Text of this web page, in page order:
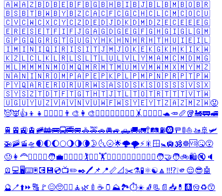
🇦🇼🇦🇿🇧🇩🇧🇪🇧🇫🇧🇬🇧🇭🇧🇮🇧🇯🇧🇱🇧🇲🇧🇴🇧🇷
🇧🇸🇧🇹🇧🇼🇧🇾🇧🇿🇨🇦🇨🇫🇨🇬🇨🇭🇨🇱🇨🇲🇨🇴🇨🇺
🇨🇻🇨🇼🇨🇽🇨🇾🇨🇿🇩🇪🇩🇯🇩🇰🇩🇲🇩🇿🇪🇨🇪🇪🇪🇬
🇪🇷🇪🇸🇪🇹🇫🇮🇫🇯🇬🇦🇬🇩🇬🇪🇬🇫🇬🇭🇬🇮🇬🇱🇬🇲
🇬🇵🇬🇶🇬🇷🇬🇹🇬🇺🇬🇾🇭🇰🇭🇳🇭🇷🇭🇹🇭🇺🇮🇪🇮🇱
🇮🇲🇮🇳🇮🇶🇮🇷🇮🇸🇮🇹🇯🇲🇯🇴🇰🇪🇰🇬🇰🇭🇰🇮🇰🇼
🇰🇿🇱🇨🇱🇰🇱🇷🇱🇸🇱🇹🇱🇺🇱🇻🇱🇾🇲🇦🇲🇨🇲🇩🇲🇬
🇲🇱🇲🇲🇲🇳🇲🇴🇲🇶🇲🇷🇲🇹🇲🇺🇲🇻🇲🇼🇲🇽🇲🇾🇲🇿
🇳🇦🇳🇮🇳🇷🇴🇲🇵🇦🇵🇪🇵🇰🇵🇱🇵🇲🇵🇳🇵🇷🇵🇹🇵🇼
🇵🇾🇶🇦🇷🇪🇷🇴🇷🇺🇷🇼🇸🇦🇸🇩🇸🇰🇸🇴🇸🇸🇸🇻🇸🇽
🇸🇾🇸🇿🇹🇩🇹🇫🇹🇬🇹🇭🇹🇯🇹🇱🇹🇴🇹🇷🇹🇹🇹🇻🇹🇼
🇺🇬🇺🇾🇺🇿🇻🇦🇻🇳🇻🇺🇼🇫🇼🇸🇾🇪🇾🇹🇿🇦🇿🇲🇿🇼😡
😈👿👍 👦 👧 👱‍♀️ 👱‍♂️ 👨‍🎨 👩‍🎨 👨‍✈️ 👩‍✈️ 🚵‍♂️ 🚵‍♀️ 🤸 🤸‍♂️ 🤸‍♀️🐢🥕🥖 🥡🚂🚃🚅
🚆 🚈 🚉 🚊 🚞🚋🚌🚍🚎🚐🚓🚕🚗🚘🚙🛻🚚🚛🚏🛤️⛽🛞🚥🚦⛵🚤 🚢 🛩️
🚁🚠🚡🛸 🌒🌓🌔🌕🌖🌗🌘🌛 🌜🌝🌟🌩️🌪️⚡🎇 🪟 🚼🛄🕉️☸️🆚🤒😵
😓 👩‍🦰🙍‍♂️ 🙍‍♀️ 🧑‍💼🏃‍♂️ 🏃‍♀️🏌️🏌️‍♀️🏋️🏋️‍♀️ 🚴‍♂️ 🚴‍♀️ 🤹‍♂️ 🤹‍♀️ 🧑‍🤝‍🧑🚲🛍️🔇 🔈
🪫 💻 🖥️⌨️🖲️💽 💾💿📺✏️✒️🖊️ 📌 📍📏📐 ✂️⚗️🧪⚛️☯️ 🔼 ‼️⁉️❕🫵 😌😎🤖
🔮 🪥⬆️⏩ 🔠 🚩 😊🥺❤️‍🔥 🧘 🌿 🍼 ☕ 🫙 ⛰️🏞️⏱️☀️ 🧦 📃 📄 📥 💊 🩻 🪣♻️😙